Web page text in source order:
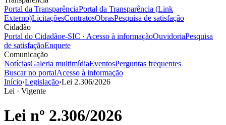
Portal da TransparênciaPortal da Transparência (Link
Externo)LicitaçõesContratosObrasPesquisa de satisfação
Cidadão
Portal do Cidadãoe-SIC · Acesso à informaçãoOuvidoriaPesquisa
de satisfaçãoEnquete
Comunicação
NotíciasGaleria multimídiaEventosPerguntas frequentes
Buscar no portalAcesso à informação
Início›Legislação›Lei 2.306/2026
Lei · Vigente
Lei nº 2.306/2026